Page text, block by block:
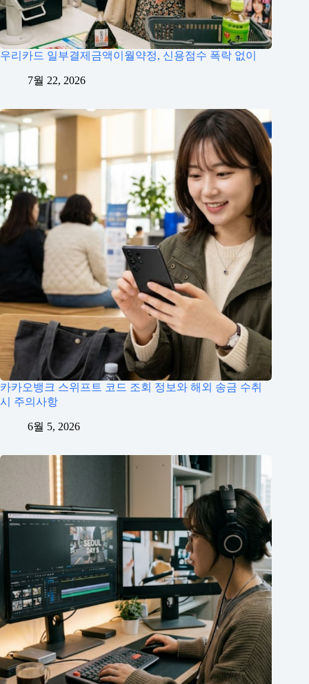
우리카드 일부결제금액이월약정, 신용점수 폭락 없이
7월 22, 2026
카카오뱅크 스위프트 코드 조회 정보와 해외 송금 수취
시 주의사항
6월 5, 2026